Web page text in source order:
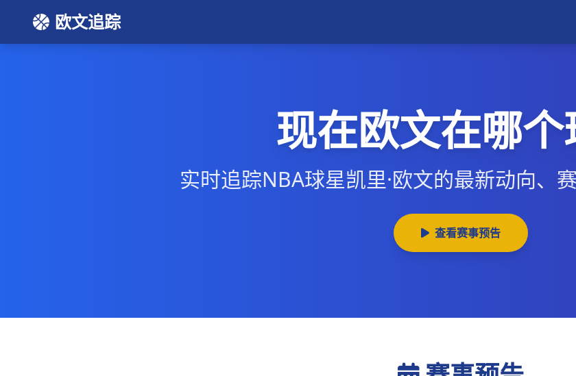
欧文追踪
现在欧文在哪
实时追踪NBA球星凯里·欧文的最新动向、
查看赛事预告